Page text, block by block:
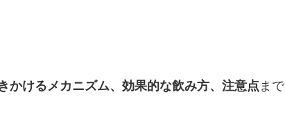
かけるメカニズム、効果的な飲み方、注意点 まで